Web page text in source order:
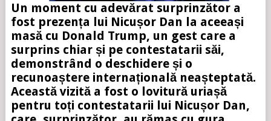
Un moment cu adevărat surprinzător a
fost prezența lui Nicușor Dan la aceeași
masă cu Donald Trump, un gest care a
surprins chiar și pe contestatarii săi,
demonstrând o deschidere și o
recunoaștere internațională neașteptată.
Această vizită a fost o lovitură uriașă
pentru toți contestatarii lui Nicușor Dan,